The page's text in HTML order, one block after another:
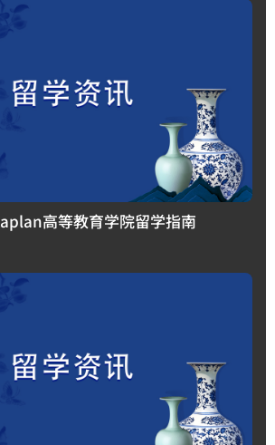
高等教育学院留学指南